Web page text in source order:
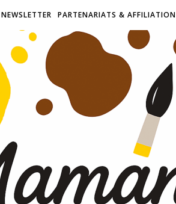
NEWSLETTER PARTENARIATS & AFFILIATION